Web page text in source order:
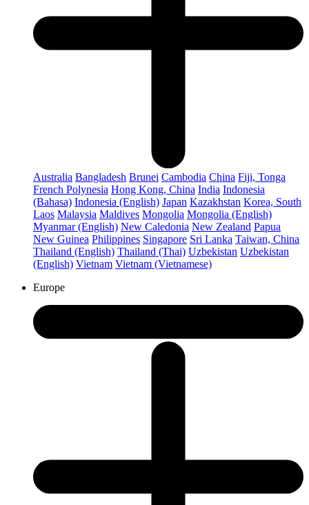
Australia Bangladesh Brunei Cambodia China Fiji, Tonga
French Polynesia Hong Kong, China India Indonesia
(Bahasa) Indonesia (English) Japan Kazakhstan Korea, South
Laos Malaysia Maldives Mongolia Mongolia (English)
Myanmar (English) New Caledonia New Zealand Papua
New Guinea Philippines Singapore Sri Lanka Taiwan, China
Thailand (English) Thailand (Thai) Uzbekistan Uzbekistan
(English) Vietnam Vietnam (Vietnamese)
Europe